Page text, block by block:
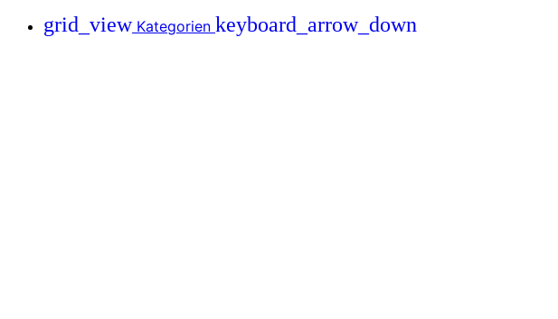
grid_viewKategorien keyboard_arrow_down